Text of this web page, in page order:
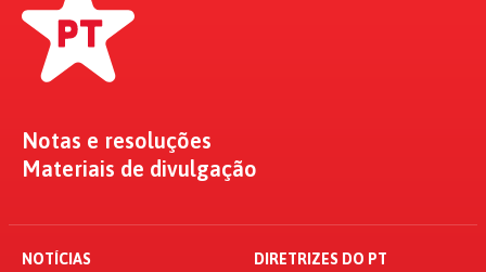
Notas e resoluções
Materiais de divulgação
NOTÍCIAS DIRETRIZES DO PT